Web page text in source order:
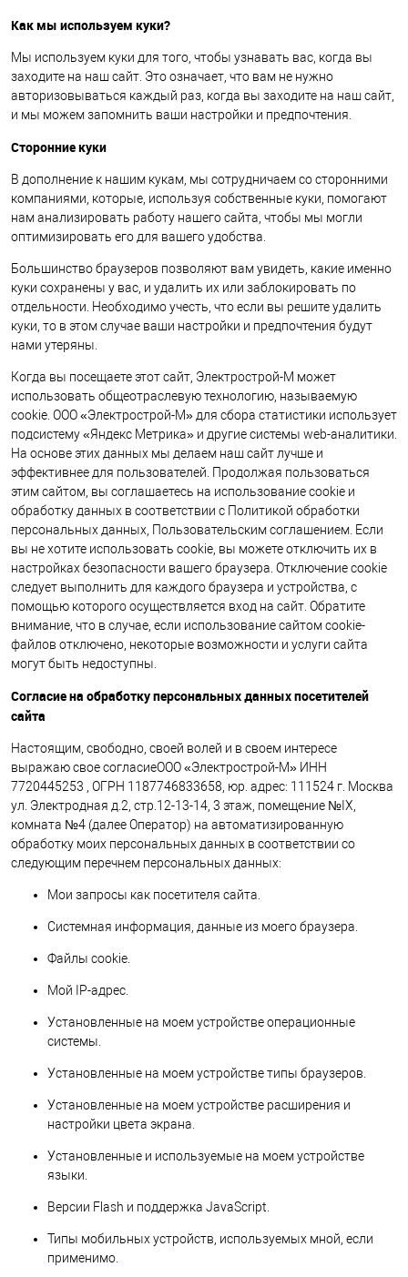
Как мы используем куки?
Мы используем куки для того, чтобы узнавать вас, когда вы
заходите на наш сайт. Это означает, что вам не нужно
авторизовываться каждый раз, когда вы заходите на наш сайт,
и мы можем запомнить ваши настройки и предпочтения.
Сторонние куки
В дополнение к нашим кукам, мы сотрудничаем со сторонними
компаниями, которые, используя собственные куки, помогают
нам анализировать работу нашего сайта, чтобы мы могли
оптимизировать его для вашего удобства.
Большинство браузеров позволяют вам увидеть, какие именно
куки сохранены у вас, и удалить их или заблокировать по
отдельности. Необходимо учесть, что если вы решите удалить
куки, то в этом случае ваши настройки и предпочтения будут
нами утеряны.
Когда вы посещаете этот сайт, Электрострой-М может
использовать общеотраслевую технологию, называемую
cookie. ООО «Электрострой-М» для сбора статистики использует
подсистему «Яндекс Метрика» и другие системы web-аналитики.
На основе этих данных мы делаем наш сайт лучше и
эффективнее для пользователей. Продолжая пользоваться
этим сайтом, вы соглашаетесь на использование cookie и
обработку данных в соответствии с Политикой обработки
персональных данных, Пользовательским соглашением. Если
вы не хотите использовать cookie, вы можете отключить их в
настройках безопасности вашего браузера. Отключение cookie
следует выполнить для каждого браузера и устройства, с
помощью которого осуществляется вход на сайт. Обратите
внимание, что в случае, если использование сайтом cookie-
файлов отключено, некоторые возможности и услуги сайта
могут быть недоступны.
Согласие на обработку персональных данных посетителей
сайта
Настоящим, свободно, своей волей и в своем интересе
выражаю свое согласиеООО «Электрострой-М» ИНН
7720445253 , ОГРН 1187746833658, юр. адрес: 111524 г. Москва
ул. Электродная д.2, стр.12-13-14, 3 этаж, помещение №IX,
комната №4 (далее Оператор) на автоматизированную
обработку моих персональных данных в соответствии со
следующим перечнем персональных данных:
Мои запросы как посетителя сайта.
Системная информация, данные из моего браузера.
Файлы cookie.
Мой IP-адрес.
Установленные на моем устройстве операционные
системы.
Установленные на моем устройстве типы браузеров.
Установленные на моем устройстве расширения и
настройки цвета экрана.
Установленные и используемые на моем устройстве
языки.
Версии Flash и поддержка JavaScript.
Типы мобильных устройств, используемых мной, если
применимо.